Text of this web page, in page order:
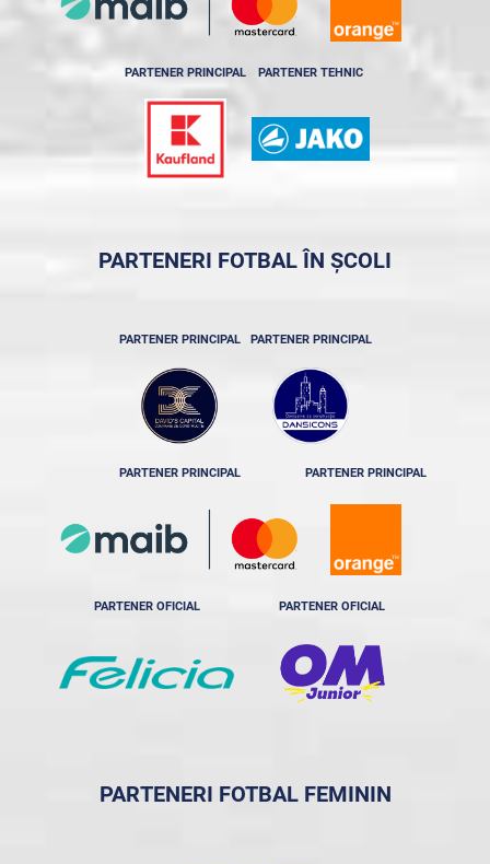
PARTENER PRINCIPAL PARTENER TEHNIC
PARTENERI FOTBAL ÎN ȘCOLI
PARTENER PRINCIPAL PARTENER PRINCIPAL
PARTENER PRINCIPAL PARTENER PRINCIPAL
PARTENER OFICIAL PARTENER OFICIAL
PARTENERI FOTBAL FEMININ